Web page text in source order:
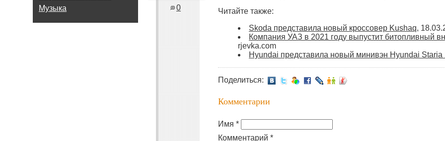
Музыка
0
Читайте также:
Skoda представила новый кроссовер Kushaq,
Компания УАЗ в 2021 году выпустит битопливный
rjevka.com
Hyundai представила новый минивэн Hyundai Staria
Поделиться:
Комментарии
Имя *
Комментарий *